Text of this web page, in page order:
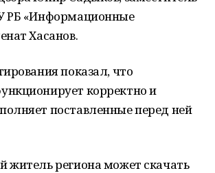
РБ «Информационные
Хасанов.
показал, что
корректно и
поставленные перед ней
житель региона может скачать